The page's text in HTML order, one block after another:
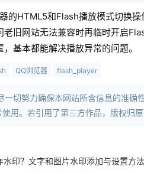
的HTML5和Flash播放模式切换
老旧网站无法兼容时再临时开启
基本都能解决播放异常的问题。
QQ浏览器 flash_player
一切努力确保本网站所含信息的准
用。若引用了第三方作品，版权归
水印？文字和图片水印添加与设置方